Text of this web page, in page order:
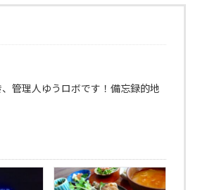
管理人ゆうロボです！備忘録的地